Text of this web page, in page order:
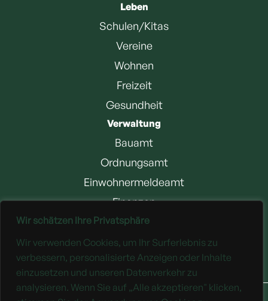
Wir schätzen Ihre Privatsphäre
Wir verwenden Cookies, um Ihr Surferlebnis zu
verbessern, personalisierte Anzeigen oder Inhalte
einzusetzen und unseren Datenverkehr zu
analysieren. Wenn Sie auf „Alle akzeptieren" klicken,
Leben
Schulen/Kitas
Vereine
Wohnen
Freizeit
Gesundheit
Verwaltung
Bauamt
Ordnungsamt
Einwohnermeldeamt
Finanzen
Jobangebote
Downloads